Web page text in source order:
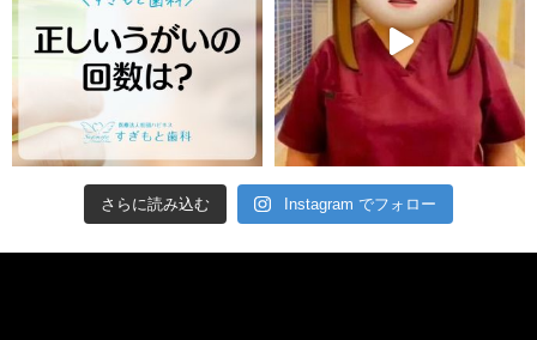
さらに読み込む Instagram でフォロー